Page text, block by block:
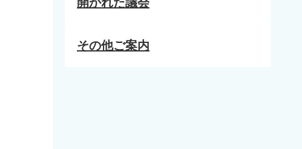
その他ご案内